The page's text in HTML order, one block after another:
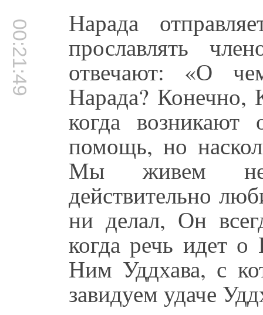
00:21:49 Нарада
прославлять
отвечают: «О
Нарада? Конечно,
когда
помощь, но
Мы живем
действительно
ни делал, Он
когда речь идет
Ним Уддхава, с
завидуем удаче